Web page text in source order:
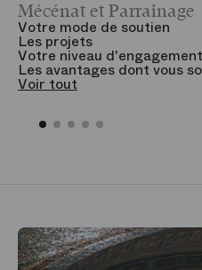
Mécénat et Parrainage
Votre mode de soutien
Les projets
Votre niveau d'engagement
Les avantages dont vous
Voir tout